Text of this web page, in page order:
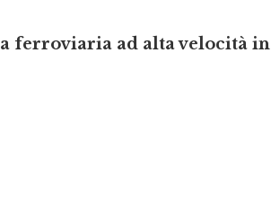
ferroviaria ad alta velocità in